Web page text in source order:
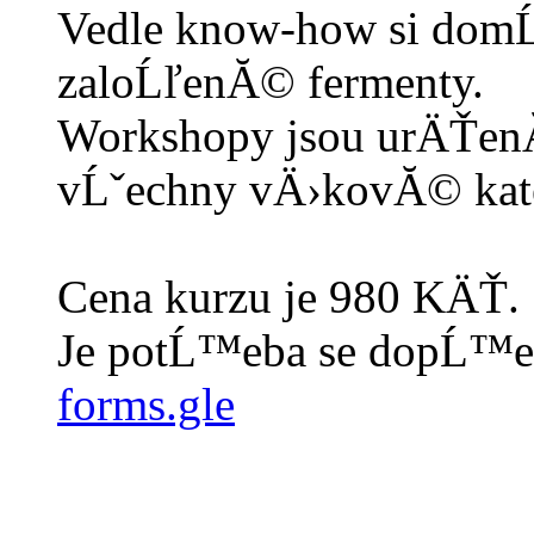
Vedle know-how si
zaloĹľenĂ© fermenty.
Workshopy jsou
vĹˇechny vÄ›kovĂ©
Cena kurzu je 980 KÄŤ.
Je potĹ™eba se
forms.gle